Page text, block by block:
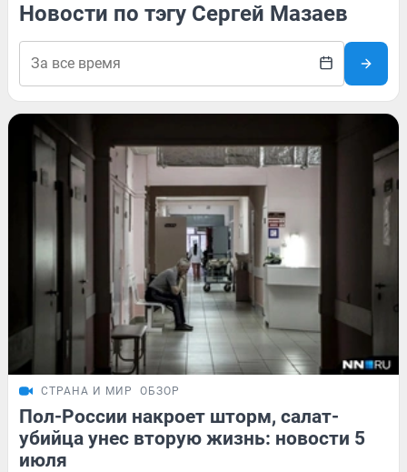
Новости по тэгу Сергей Мазаев
СТРАНА И МИР ОБЗОР
Пол-России накроет шторм, салат-
убийца унес вторую жизнь: новости 5
июля